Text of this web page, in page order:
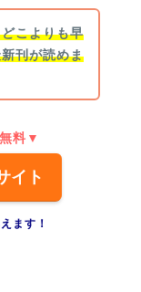
こよりも早
刊が読めま
料▼
イト
ます！